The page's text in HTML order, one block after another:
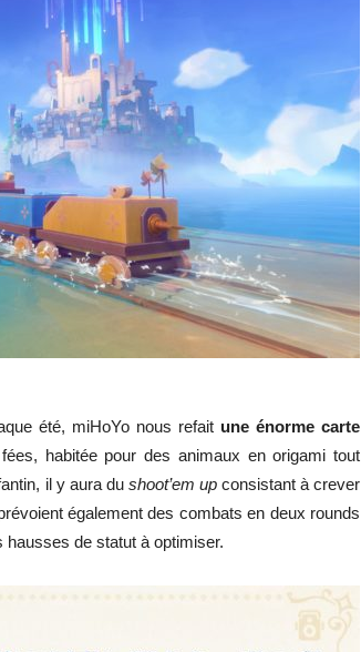
été, miHoYo nous refait une énorme carte
habitée pour des animaux en origami tout
il y aura du shoot’em upconsistant à crever
également des combats en deux rounds
de statut à optimiser.